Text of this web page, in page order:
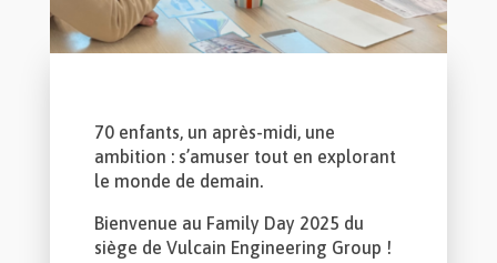
70 enfants, un après-midi, une
ambition : s’amuser tout en explorant
le monde de demain.
Bienvenue au Family Day 2025 du
siège de Vulcain Engineering Group !